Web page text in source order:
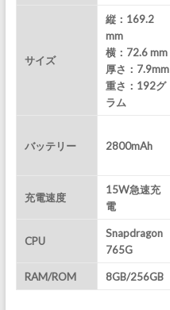
サイズ
縦：169.2
mm
横：72.6 mm
厚さ：7.9mm
重さ：192グ
ラム
バッテリー 2800mAh
充電速度
15W急速充
電
CPU
Snapdragon
765G
RAM/ROM 8GB/256GB